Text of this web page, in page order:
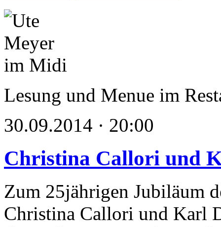
Lesung und Menue im
30.09.2014 · 20:00
Christina Callori und
Zum 25jährigen Jubiläum
Christina Callori und Karl